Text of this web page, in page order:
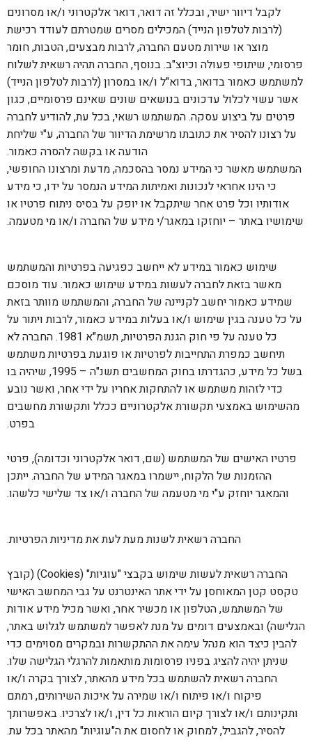
לקבל דיוור ישיר, ובכלל זה דואר, דואר אלקטרוני ו/או מסרונים
(לרבות לטלפון הנייד) המכילים מסרים שמטרתם לעודד רכישת
מוצר או שירות מטעם החברה, לרבות מבצעים, הטבות, חומר
פרסומי, שיתופי פעולה וכיוצ"ב. בנוסף, החברה תהיה רשאית לשלוח
למשתמש כאמור בדואר, בדוא"ל ו/או במסרון (לרבות לטלפון הנייד)
אשר עשוי לכלול עדכונים בנושאים שונים שאינם פרסומיים, כגון
פרטים על ביצוע עסקה. המשתמש רשאי, בכל עת, להודיע לחברה
על רצונו להסיר את כתובתו מרשימת הדיוור של החברה, ע"י שליחת
הודעה או בקשה להסרה כאמור.
המשתמש מאשר כי המידע נמסר בהסכמה, מדעת ומרצונו החופשי,
כי הינו אחראי לנכונות ואמיתות המידע הנמסר על ידו, כי מידע
אודותיו וכל פרט אחר שיתקבל או יופק על בסיס ניתוח פרטיו או
שימושיו באתר – יוחזקו במאגר/י מידע של החברה ו/או מי מטעמה.
שימוש כאמור במידע לא ייחשב כפגיעה בפרטיות והמשתמש
מאשר בזאת לחברה לעשות במידע שימוש כאמור. עוד מוסכם
שמידע כאמור יחשב לקניינה של החברה, והמשתמש מוותר בזאת
על כל טענה בגין שימוש ו/או בעלות במידע כאמור, לרבות ויתור על
כל טענה על פי חוק הגנת הפרטיות, תשמ"א 1981. החברה לא
תיחשב כמפרת התחייבות לפרטיות או פוגעת בפרטיות משתמש
בשל כל מידע, כהגדרתו בחוק המחשבים תשנ"ה – 1995, שיהיה בו
כדי לזהות משתמש או להתחקות אחריו על ידי אחר, ואשר נובע
מהשימוש באמצעי תקשורת אלקטרוניים ככלל ותקשורת מחשבים
בפרט.
פרטיו האישים של המשתמש (שם, דואר אלקטרוני וכדומה), פרטי
ההזמנות של הלקוח, יישמרו במאגר המידע של החברה. ייתכן
והמאגר יוחזק ע"י מי מטעמה של החברה ו/או צד שלישי כלשהו.
החברה רשאית לשנות מעת לעת את מדיניות הפרטיות.
החברה רשאית לעשות שימוש בקבצי "עוגיות" (Cookies) (קובץ
טקסט קטן המאוחסן על ידי אתר האינטרנט על גבי המחשב האישי
של המשתמש, הטלפון או מכשיר אחר, ואשר מכיל מידע אודות
הגלישה) ובאמצעים דומים על מנת לאפשר למשתמש לגלוש באתר,
להבין כיצד הוא מנהל עימה את ההתקשרות ובמקרים מסוימים כדי
שניתן יהיה להציג בפניו פרסומות מותאמות להרגלי הגלישה שלו.
החברה רשאית להשתמש בכל מידע מהאתר, לצורך בקרה ו/או
פיקוח ו/או פיתוח ו/או שמירה על איכות השירותים, רמתם
ותקינותם ו/או לצורך קיום הוראות כל דין, ו/או לצרכיו. באפשרותך
להסיר, להגביל, למחוק או לחסום את ה"עוגיות" מהאתר בכל עת.
הגדר סוג האופנוע שלך אפס